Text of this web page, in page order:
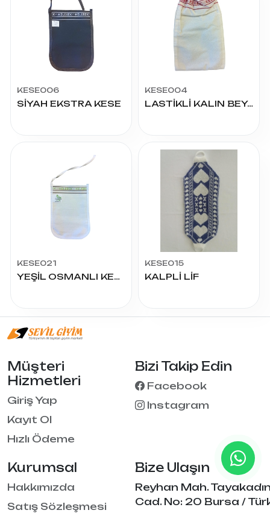
KESE006
SİYAH EKSTRA KESE
KESE004
LASTİKLİ KALIN BEYAZ KESE
KESE021
YEŞİL OSMANLI KESE
KESE015
KALPLİ LİF
Kurumsal
Hakkımızda
Satış Sözleşmesi
Müşteri
Hizmetleri
Giriş Yap
Kayıt Ol
Hızlı Ödeme
Bizi Takip Edin
Facebook
Instagram
Bize Ulaşın
Reyhan Mah.
Cad. No: 20 Bursa /